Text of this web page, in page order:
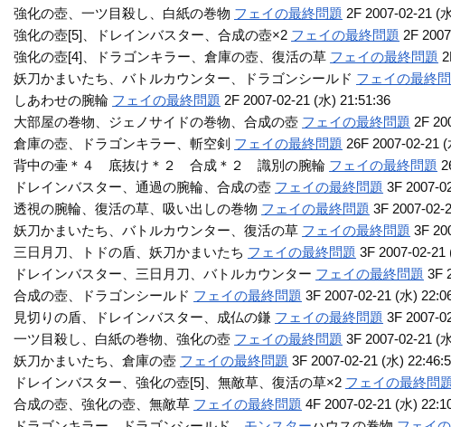
強化の壺、一ツ目殺し、白紙の巻物 フェイの最終問題 2F 2007-02-21 (
強化の壺[5]、ドレインバスター、合成の壺×2 フェイの最終問題 2F
強化の壺[4]、ドラゴンキラー、倉庫の壺、復活の草 フェイの最終問題
妖刀かまいたち、バトルカウンター、ドラゴンシールド フェイの最終
しあわせの腕輪 フェイの最終問題 2F 2007-02-21 (水) 21:51:36
大部屋の巻物、ジェノサイドの巻物、合成の壺 フェイの最終問題 2F
倉庫の壺、ドラゴンキラー、斬空剣 フェイの最終問題 26F 2007-02-21
背中の壷＊４ 底抜け＊２ 合成＊２ 識別の腕輪 フェイの最終問題
ドレインバスター、通過の腕輪、合成の壺 フェイの最終問題 3F 2007-
透視の腕輪、復活の草、吸い出しの巻物 フェイの最終問題 3F 2007-02-
妖刀かまいたち、バトルカウンター、復活の草 フェイの最終問題 3F
三日月刀、トドの盾、妖刀かまいたち フェイの最終問題 3F 2007-02-21
ドレインバスター、三日月刀、バトルカウンター フェイの最終問題 3F
合成の壺、ドラゴンシールド フェイの最終問題 3F 2007-02-21 (水)
見切りの盾、ドレインバスター、成仏の鎌 フェイの最終問題 3F 2007-
一ツ目殺し、白紙の巻物、強化の壺 フェイの最終問題 3F 2007-02-21 (
妖刀かまいたち、倉庫の壺 フェイの最終問題 3F 2007-02-21 (水)
ドレインバスター、強化の壺[5]、無敵草、復活の草×2 フェイの最終問題
合成の壺、強化の壺、無敵草 フェイの最終問題 4F 2007-02-21 (水)